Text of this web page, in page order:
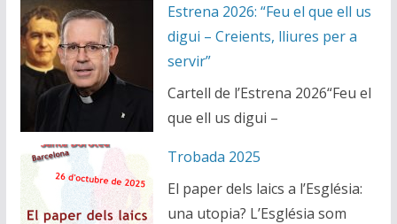
Estrena 2026: “Feu el que ell us
digui – Creients, lliures per a
servir”
Cartell de l’Estrena 2026“Feu el
que ell us digui –
Trobada 2025
El paper dels laics a l’Església:
una utopia? L’Església som